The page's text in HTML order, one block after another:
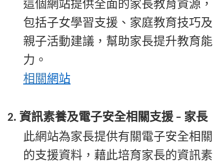
這個網站提供全面的家長教育資源，
包括子女學習支援、家庭教育技巧及
親子活動建議，幫助家長提升教育能
力。
相關網站
2. 資訊素養及電子安全相關支援 – 家長
此網站為家長提供有關電子安全相關
的支援資料，藉此培育家長的資訊素